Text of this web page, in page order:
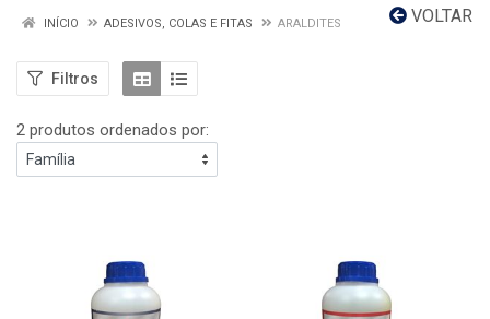
VOLTAR
INÍCIO ADESIVOS, COLAS E FITAS ARALDITES
Filtros
2 produtos ordenados por: